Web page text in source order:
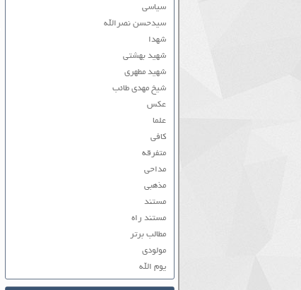
سیاسی
سیدحسن نصرالله
شهدا
شهید بهشتی
شهید مطهری
شیخ مهدی طائب
عکس
علما
کافی
متفرقه
مداحی
مذهبی
مستند
مستند راه
مطالب برتر
مولودی
یوم الله